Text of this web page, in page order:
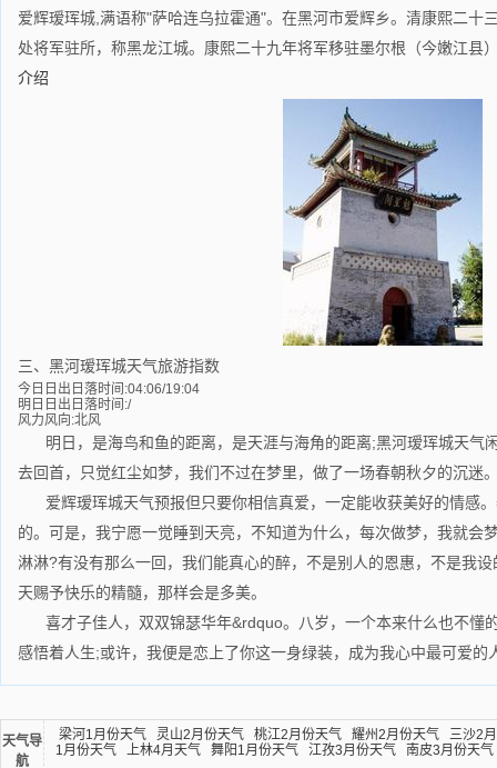
爱辉瑷珲城,满语称"萨哈连乌拉霍通"。在黑河市爱辉乡。清康熙二十
处将军驻所，称黑龙江城。康熙二十九年将军移驻墨尔根（今嫩江县
介绍
三、黑河瑷珲城天气旅游指数
今日日出日落时间:04:06/19:04
明日日出日落时间:/
风力风向:北风
明日，是海鸟和鱼的距离，是天涯与海角的距离;黑河瑷珲城天气
去回首，只觉红尘如梦，我们不过在梦里，做了一场春朝秋夕的沉迷
爱辉瑷珲城天气预报但只要你相信真爱，一定能收获美好的情感
的。可是，我宁愿一觉睡到天亮，不知道为什么，每次做梦，我就会
淋淋?有没有那么一回，我们能真心的醉，不是别人的恩惠，不是我
天赐予快乐的精髓，那样会是多美。
喜才子佳人，双双锦瑟华年&rdquo。八岁，一个本来什么也不懂
感悟着人生;或许，我便是恋上了你这一身绿装，成为我心中最可爱的
天气导
航
梁河1月份天气 灵山2月份天气 桃江2月份天气 耀州2月份天气
三沙2
1月份天气
上林4月天气 舞阳1月份天气 江孜3月份天气 南皮3月份天气